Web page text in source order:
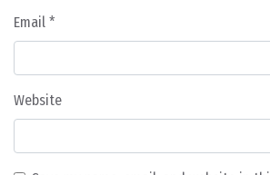
Email *
Website